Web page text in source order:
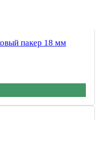
пакер 18 мм